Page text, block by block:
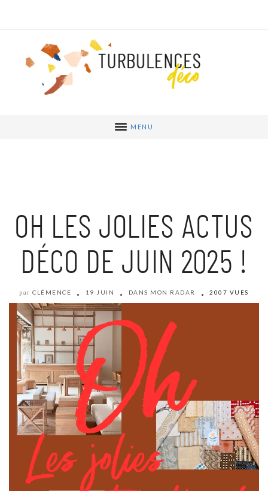
MENU
OH LES JOLIES ACTUS
DÉCO DE JUIN 2025 !
par CLÉMENCE 19 JUIN DANS MON RADAR 2007 VUES